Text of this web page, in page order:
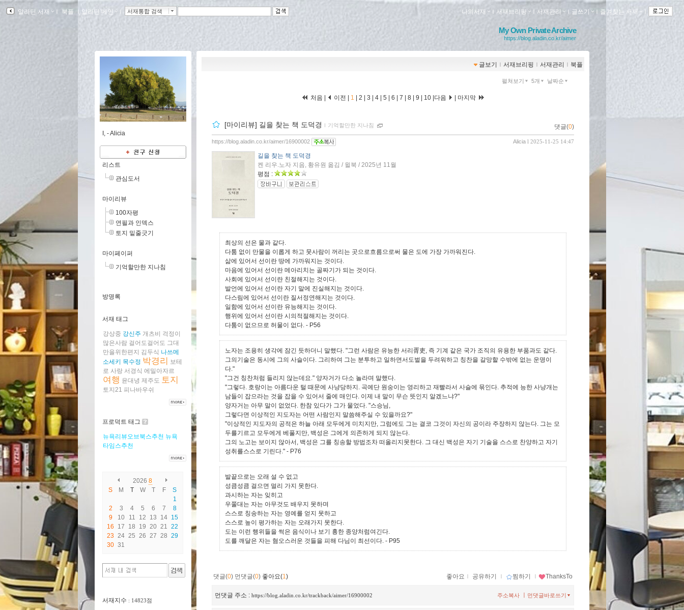
알라딘 서재 북플 알라딘 메인 서재통합 검색 나의서재 ｌ 서재브리핑 서재관리 ｌ 글쓰기 ｌ 즐겨찾는 서재
My Own Private Archive
https://blog.aladin.co.kr/aimer
글보기 ｌ 서재브리핑 ｌ 서재관리 ｌ 북플
펼쳐보기 5개 날짜순
처음 | 이전 | 1 2 3 4 5 6 7 8 9 10 다음 마지막
[마이리뷰] 길을 찾는 책 도덕경 ｌ 기억할만한 지나침 댓글(0)
Alicia l 2025-11-25 14:47
https://blog.aladin.co.kr/aimer/16900002
길을 찾는 책 도덕경
켄 리우.노자 지음, 황유원 옮김 / 윌북 / 2025년 11월
평점 :
최상의 선은 물과 같다.
다툼 없이 만물을 이롭게 하고 뭇사람이 꺼리는 곳으로흐름으로써 물은 도에 가장 가까워진다.
삶에 있어서 선이란 땅에 가까워지는 것이다.
마음에 있어서 선이란 메아리치는 골짜기가 되는 것이다.
사회에 있어서 선이란 친절해지는 것이다.
발언에 있어서 선이란 자기 말에 진실해지는 것이다.
다스림에 있어서 선이란 질서정연해지는 것이다.
일함에 있어서 선이란 유능해지는 것이다.
행위에 있어서 선이란 시의적절해지는 것이다.
다툼이 없으므로 허물이 없다. - P56
노자는 조용히 생각에 잠긴 듯하더니 말했다. "그런 사람은 유능한 서리胥吏, 즉 기계 같은 국가 조직의 유용한 부품과도 같다.
그의기술은 동시에 그의 사슬이다. 그리하여 그는 분투하고 일하면서도벌을 두려워하고 칭찬을 갈망할 수밖에 없는 운명이
다."
"그건 칭찬처럼 들리지 않는데요." 양자거가 다소 놀라며 말했다.
"그렇다. 호랑이는 아름다운 털 때문에 사냥당하지. 곡예단 원숭이는 영리하고 재빨라서 사슬에 묶인다. 추적에 능한 사냥개는
남들이 잡으라는 것을 잡을 수 있어서 줄에 매인다. 이제 내 말이 무슨 뜻인지 알겠느냐?"
양자거는 아무 말이 없었다. 한참 있다가 그가 물었다. "스승님,
그렇다면 이상적인 지도자는 어떤 사람인지 말씀해주실 수 있을까요?"
"이상적인 지도자의 공적은 하늘 아래 모두에게 미치지만, 그럼에도 그는 결코 그것이 자신의 공이라 주장하지 않는다. 그는 모
두를기르고 모두에게 베풀지만, 백성은 그에게 의존하게 되지 않는다.
그의 노고는 보이지 않아서, 백성은 그를 칭송할 방법조차 떠올리지못한다. 그 대신 백성은 자기 기술을 스스로 찬양하고 자기
성취를스스로 기린다." - P76
발끝으로는 오래 설 수 없고
성큼성큼 걸으면 멀리 가지 못한다.
과시하는 자는 잊히고
우쭐대는 자는 아무것도 배우지 못하며
스스로 칭송하는 자는 영예를 얻지 못하고
스스로 높이 평가하는 자는 오래가지 못한다.
도는 이런 행위들을 썩은 음식이나 보기 흉한 종양처럼여긴다.
도를 깨달은 자는 혐오스러운 것들을 피해 다님이 최선이다. - P95
댓글(0) 먼댓글(0) 좋아요(1) 좋아요 ｌ 공유하기 ｌ 찜하기 ｌ ThanksTo
먼댓글 주소 : https://blog.aladin.co.kr/trackback/aimer/16900002 먼댓글바로쓰기
주소복사
I, -Alicia
리스트
관심도서
마이리뷰
100자평
연필과 인덱스
토지 밑줄긋기
마이페이퍼
기억할만한 지나침
방명록
서재 태그
강상중 강신주 개츠비 걱정이
많은사람 걸어도걸어도 그대
만을위한편지 김두식 나쓰메
소세키 목수정 박경리 보테
로 사랑 서경식 에밀아자르
여행 윤대녕 제주도 토지
토지21 피나바우쉬
프로덕트 태그
뉴욕리뷰오브북스추천 뉴욕
타임스추천
2026 8
S
M T W T F
S
1
2
3 4 5 6 7
8
9
10 11 12 13 14 15
16
17 18 19 20 21
22
23 24 25 26 27 28 29
30 31
서재지수 : 14823점